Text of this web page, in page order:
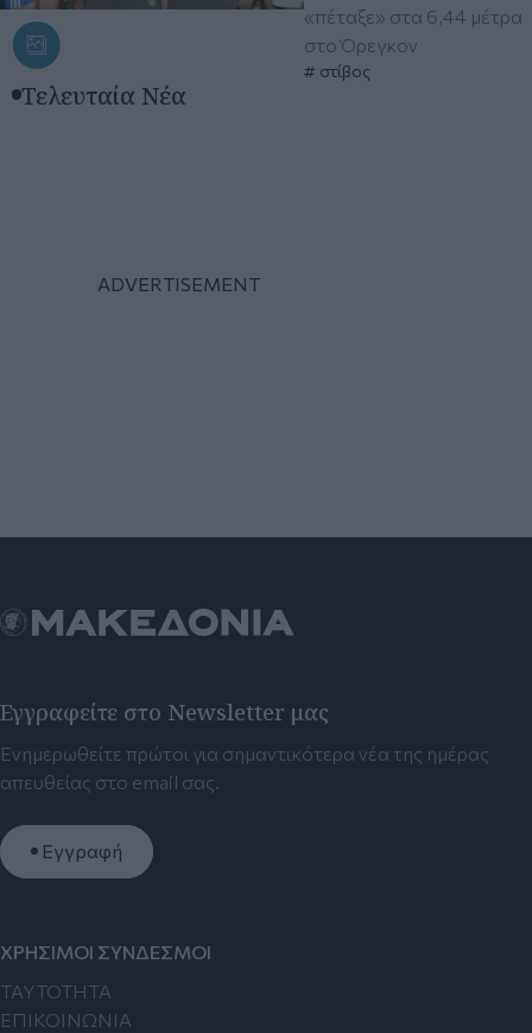
«πέταξε» στα 6,44 μέτρα
στο Όρεγκον
στίβος
Τελευταία Νέα
Εγγραφείτε στο Newsletter μας
Ενημερωθείτε πρώτοι για σημαντικότερα νέα της ημέρας
απευθείας στο email σας.
Εγγραφή
ΧΡΗΣΙΜΟΙ ΣΥΝΔΕΣΜΟΙ
TAYTOTHTA
ΕΠΙΚΟΙΝΩΝΙΑ